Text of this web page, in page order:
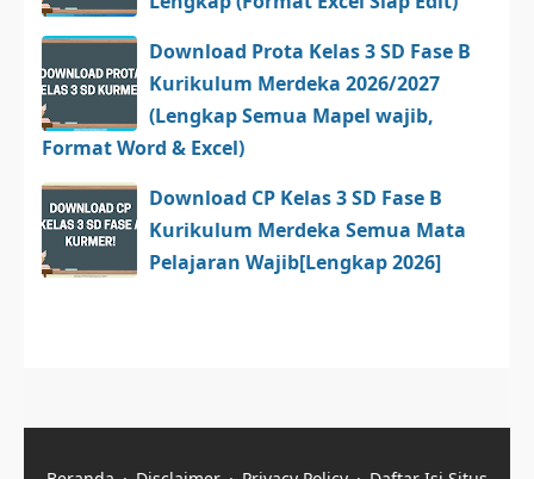
Download Prota Kelas 3 SD Fase B
Kurikulum Merdeka 2026/2027
(Lengkap Semua Mapel wajib,
Format Word & Excel)
Download CP Kelas 3 SD Fase B
Kurikulum Merdeka Semua Mata
Pelajaran Wajib[Lengkap 2026]